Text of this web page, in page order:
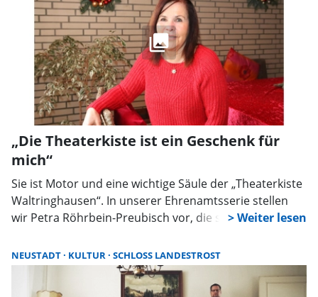
„Die Theaterkiste ist ein Geschenk für
mich“
Sie ist Motor und eine wichtige Säule der „Theaterkiste
Waltringhausen“. In unserer Ehrenamtsserie stellen
wir Petra Röhrbein-Preubisch vor, die seit der
auch selbst Rollen auf der Bühne übernimmt.
NEUSTADT KULTUR SCHLOSS LANDESTROST